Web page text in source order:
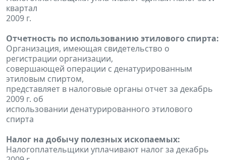
квартал
2009 г.
Отчетность по использованию этилового спирта:
Организация, имеющая свидетельство о
регистрации организации,
совершающей операции с денатурированным
этиловым спиртом,
представляет в налоговые органы отчет за декабрь
2009 г. об
использовании денатурированного этилового
спирта
Налог на добычу полезных ископаемых:
Налогоплательщики уплачивают налог за декабрь